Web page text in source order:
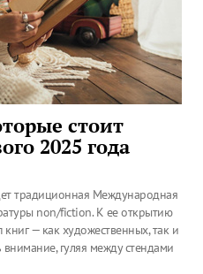
стоит
2025 года
традиционная Международная
non/fiction. К ее открытию
— как художественных, так и
гуляя между стендами